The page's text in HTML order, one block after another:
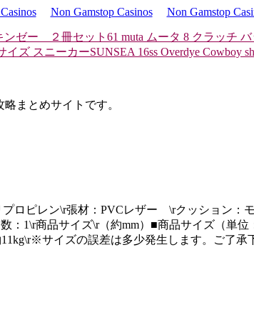
Non Gamstop Casinos Non Gamstop
ンゼー ２冊セット 61 muta ムータ 8 クラッチ
イズ スニーカーSUNSEA 16ss Overdye Cowboy
まとめサイトです。
ロピレン\r張材：PVCレザー \rクッション：
1\r商品サイズ\r（約mm）■商品サイズ（単位
サイズの誤差は多少発生します。ご了承